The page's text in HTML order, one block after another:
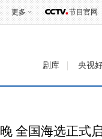
更多 节目官网
剧库 央视
全国海选正式